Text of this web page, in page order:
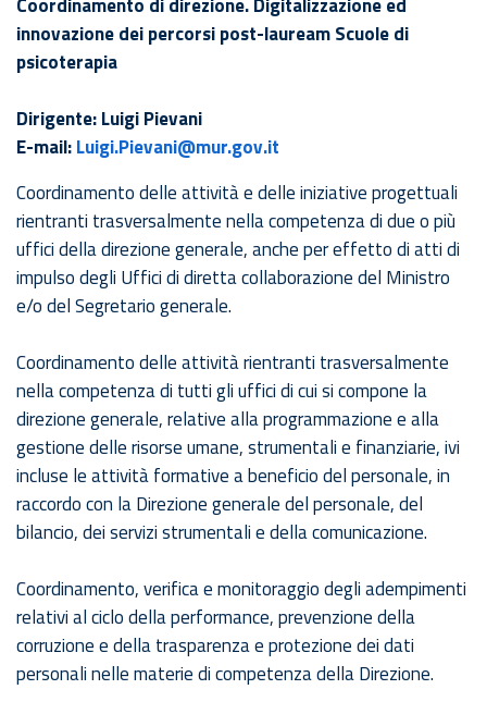
innovazione dei percorsi post-lauream Scuole di
psicoterapia
Dirigente: Luigi Pievani
E-mail:Luigi.Pievani@mur.gov.it
Coordinamento delle attività e delle iniziative progettuali
rientranti trasversalmente nella competenza di due o più
uffici della direzione generale, anche per effetto di atti di
impulso degli Uffici di diretta collaborazione del Ministro
e/o del Segretario generale.
Coordinamento delle attività rientranti trasversalmente
nella competenza di tutti gli uffici di cui si compone la
direzione generale, relative alla programmazione e alla
gestione delle risorse umane, strumentali e finanziarie, ivi
incluse le attività formative a beneficio del personale, in
raccordo con la Direzione generale del personale, del
bilancio, dei servizi strumentali e della comunicazione.
Coordinamento, verifica e monitoraggio degli adempimenti
relativi al ciclo della performance, prevenzione della
corruzione e della trasparenza e protezione dei dati
personali nelle materie di competenza della Direzione.